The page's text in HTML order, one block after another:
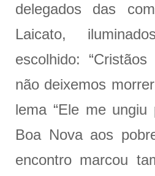
delegados das
Laicato,
escolhido:
não deixemos
lema “Ele me
Boa Nova aos
encontro marcou